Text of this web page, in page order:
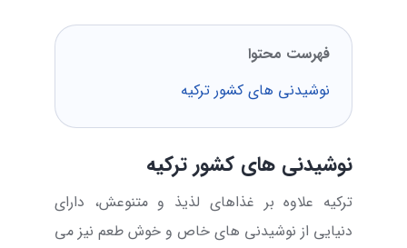
فهرست محتوا
نوشیدنی های کشور ترکیه
نوشیدنی های کشور ترکیه
ترکیه علاوه بر غذاهای لذیذ و متنوعش، دارای
دنیایی از نوشیدنی های خاص و خوش طعم نیز می